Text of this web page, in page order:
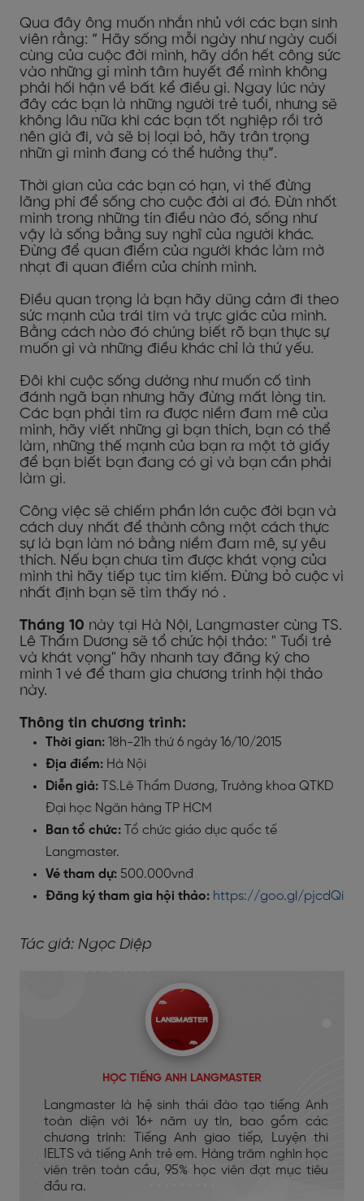
Qua đây ông muốn nhắn nhủ với các bạn sinh
viên rằng: “ Hãy sống mỗi ngày như ngày cuối
cùng của cuộc đời mình, hãy dồn hết công sức
vào những gì mình tâm huyết để mình không
phải hối hận về bất kể điều gì. Ngay lúc này
đây các bạn là những người trẻ tuổi, nhưng sẽ
không lâu nữa khi các bạn tốt nghiệp rồi trở
nên già đi, và sẽ bị loại bỏ, hãy trân trọng
nhữn gì mình đang có thể hưởng thụ”.
Thời gian của các bạn có hạn, vì thế đừng
lãng phí để sống cho cuộc đời ai đó. Đừn nhốt
mình trong những tín điều nào đó, sống như
vậy là sống bằng suy nghĩ của người khác.
Đừng để quan điểm của người khác làm mờ
nhạt đi quan điểm của chính mình.
Điều quan trọng là bạn hãy dũng cảm đi theo
sức mạnh của trái tim và trực giác của mình.
Bằng cách nào đó chúng biết rõ bạn thực sự
muốn gì và những điều khác chỉ là thứ yếu.
Đôi khi cuộc sống dường như muốn cố tình
đánh ngã bạn nhưng hãy đừng mất lòng tin.
Các bạn phải tìm ra được niềm đam mê của
mình, hãy viết những gì bạn thích, bạn có thể
làm, những thế mạnh của bạn ra một tờ giấy
để bạn biết bạn đang có gì và bạn cần phải
làm gì.
Công việc sẽ chiếm phần lớn cuộc đời bạn và
cách duy nhất để thành công một cách thực
sự là bạn làm nó bằng niềm đam mê, sự yêu
thích. Nếu bạn chưa tìm được khát vọng của
mình thì hãy tiếp tục tìm kiếm. Đừng bỏ cuộc vì
nhất định bạn sẽ tìm thấy nó .
Tháng 10 này tại Hà Nội, Langmaster cùng TS.
Lê Thẩm Dương sẽ tổ chức hội thảo: " Tuổi trẻ
và khát vọng" hãy nhanh tay đăng ký cho
mình 1 vé để tham gia chương trình hội thảo
này.
Thông tin chương trình:
Thời gian: 18h-21h thứ 6 ngày 16/10/2015
Địa điểm: Hà Nội
Diễn giả: TS.Lê Thẩm Dương, Trưởng khoa QTKD
Đại học Ngân hàng TP HCM
Ban tổ chức: Tổ chức giáo dục quốc tế
Langmaster.
Vé tham dự: 500.000vnđ
Đăng ký tham gia hội thảo: https://goo.gl/pjcdQi
Tác giả: Ngọc Diệp
HỌC TIẾNG ANH LANGMASTER
Langmaster là hệ sinh thái đào tạo tiếng Anh
toàn diện với 16+ năm uy tín, bao gồm các
chương trình: Tiếng Anh giao tiếp, Luyện thi
IELTS và tiếng Anh trẻ em. Hàng trăm nghìn học
viên trên toàn cầu, 95% học viên đạt mục tiêu
đầu ra.